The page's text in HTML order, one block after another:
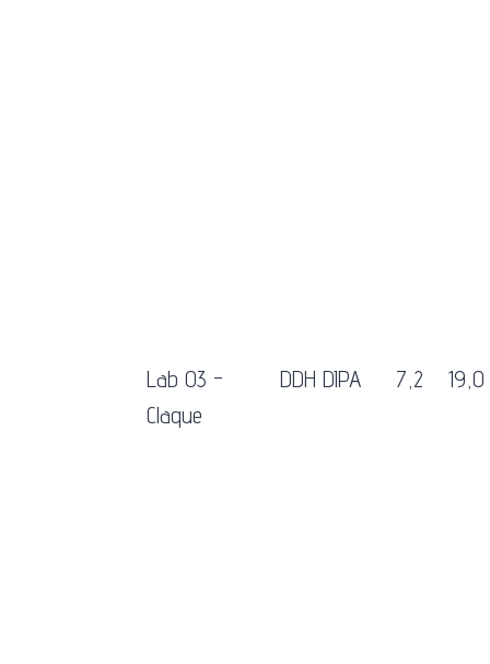
Lab 03 -
Claque
DDH DIPA 7,2 19,0